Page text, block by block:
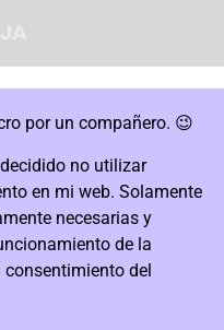
por un compañero. 😉
no utilizar
en mi web. Solamente
necesarias y
de la
consentimiento del